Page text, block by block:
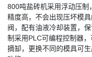
800吨盐砖机采用浮动压制
精度高，不会出现压坏模
阀，配有油液冷却装置，
制采用PLC可编程控制器
摘缷，更换不同的模具可